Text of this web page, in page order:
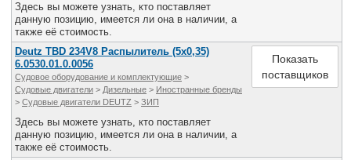
Здесь вы можете узнать, кто поставляет
данную позицию, имеется ли она в наличии, а
также её стоимость.
Deutz TBD 234V8 Распылитель (5х0,35)
6.0530.01.0.0056
Судовое оборудование и комплектующие >
Судовые двигатели > Дизельные > Иностранные бренды
> Судовые двигатели DEUTZ > ЗИП
Здесь вы можете узнать, кто поставляет
данную позицию, имеется ли она в наличии, а
также её стоимость.
Показать
поставщиков